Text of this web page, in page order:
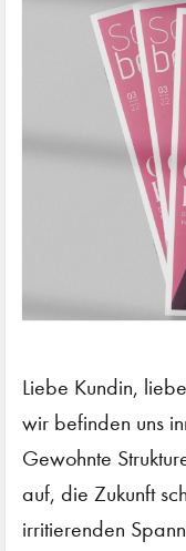
Liebe Kundin,
wir befinden uns
Gewohnte
auf, die Zukunft
irritierenden